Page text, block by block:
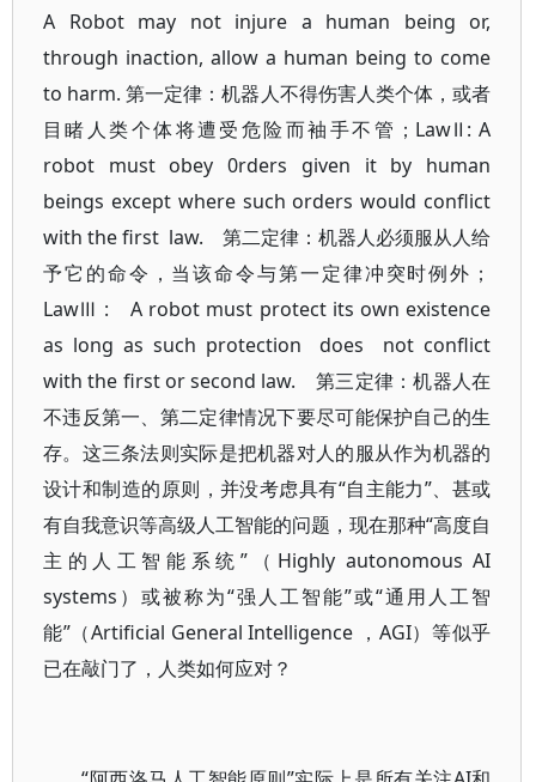
A Robot may not injure a human being or,
through inaction, allow a human being to come
to harm. 第一定律：机器人不得伤害人类个体，或者
目睹人类个体将遭受危险而袖手不管；LawⅡ: A
robot must obey 0rders given it by human
beings except where such orders would conflict
with the first law. 第二定律：机器人必须服从人给
予它的命令，当该命令与第一定律冲突时例外；
LawⅢ : A robot must protect its own existence
as long as such protection does not conflict
with the first or second law. 第三定律：机器人在
不违反第一、第二定律情况下要尽可能保护自己的生
存。这三条法则实际是把机器对人的服从作为机器的
设计和制造的原则，并没考虑具有“自主能力”、甚或
有自我意识等高级人工智能的问题，现在那种“高度自
主的人工智能系统”（Highly autonomous AI
systems）或被称为“强人工智能”或“通用人工智
能”（Artificial General Intelligence ，AGI）等似乎
已在敲门了，人类如何应对？